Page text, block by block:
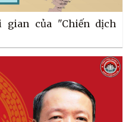
gian của "Chiến dịch